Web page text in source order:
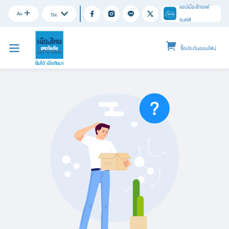
AA TH
แอปเมืองไทยเฟ
รนด์ส
ซื้อประกันออนไลน์